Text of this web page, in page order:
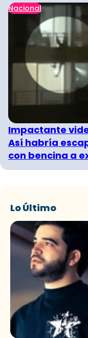
Nacional
Impactante
Así habría
con bencina a
Lo Último